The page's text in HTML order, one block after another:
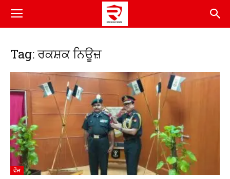
Tag: ਰਕਸ਼ਕ ਨਿਊਜ਼
ਫੌਜ